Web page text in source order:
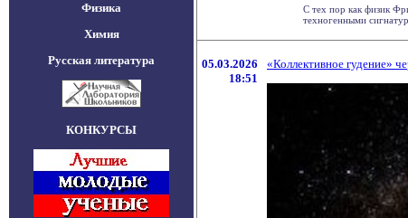
Физика
Химия
Русская литература
КОНКУРСЫ
С тех пор как физик
техногенными
05.03.2026
18:51
«Коллективное гудение»